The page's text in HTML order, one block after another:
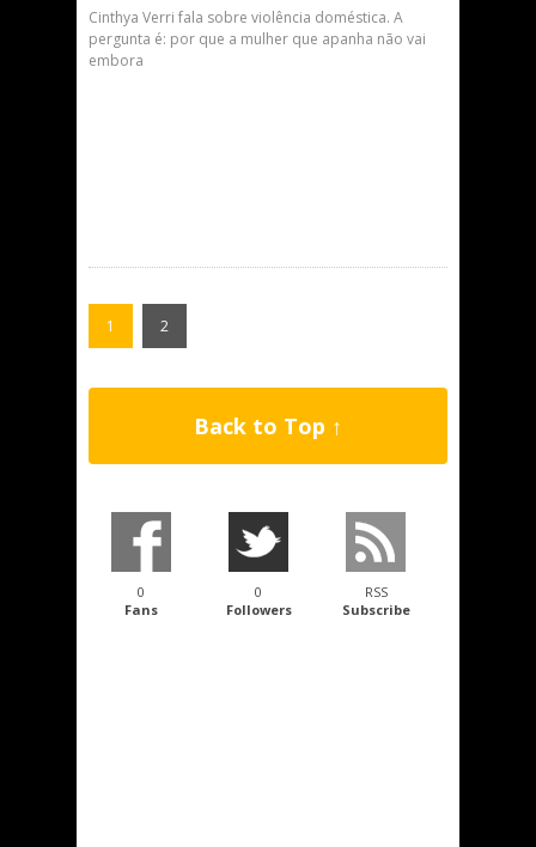
Cinthya Verri fala sobre violência doméstica. A
pergunta é: por que a mulher que apanha não vai
embora
1 2
Back to Top ↑
0
Fans
0
Followers
RSS
Subscribe